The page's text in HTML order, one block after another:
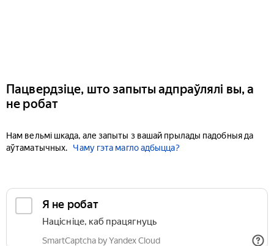
Пацвердзіце, што запыты адпраўлялі вы, а
не робат
Нам вельмі шкада, але запыты з вашай прылады падобныя да
аўтаматычных.
Чаму гэта магло адбыцца?
Я не робат
Націсніце, каб працягнуць
SmartCaptcha by Yandex Cloud